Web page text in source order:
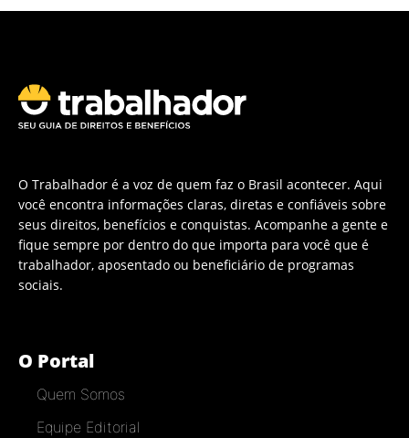
O Trabalhador é a voz de quem faz o Brasil acontecer. Aqui
você encontra informações claras, diretas e confiáveis sobre
seus direitos, benefícios e conquistas. Acompanhe a gente e
fique sempre por dentro do que importa para você que é
trabalhador, aposentado ou beneficiário de programas
sociais.
O Portal
Quem Somos
Equipe Editorial